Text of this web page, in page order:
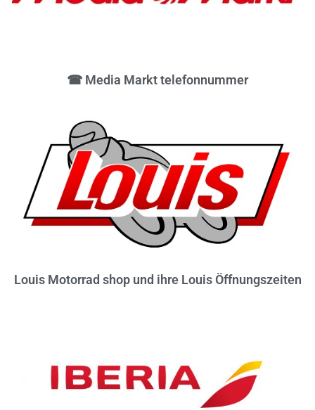
☎ Media Markt telefonnummer
Louis Motorrad shop und ihre Louis Öffnungszeiten